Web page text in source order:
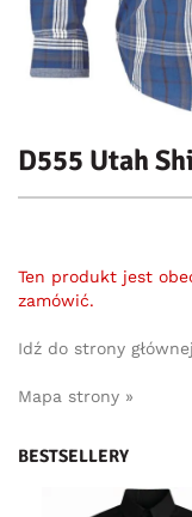
D555 Utah
Ten produkt jest
zamówić.
Idź do strony
Mapa strony »
BESTSELLERY